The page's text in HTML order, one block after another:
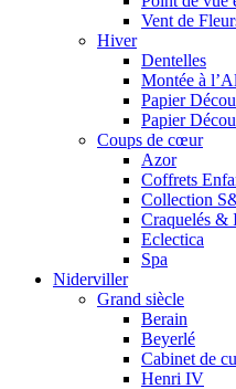
Vent de
Hiver
Dentelles
Montée à
Papier
Papier
Coups de cœur
Azor
Coffrets
Collection
Craquelés &
Eclectica
Spa
Niderviller
Grand siècle
Berain
Beyerlé
Cabinet de
Henri IV